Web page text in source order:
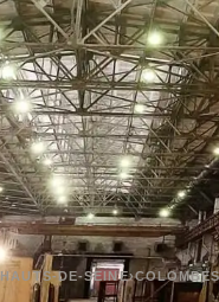
HAUTS-DE-SEINE›